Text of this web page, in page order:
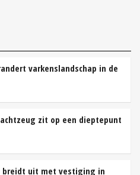
varkenslandschap in de
zit op een dieptepunt
breidt uit met vestiging in